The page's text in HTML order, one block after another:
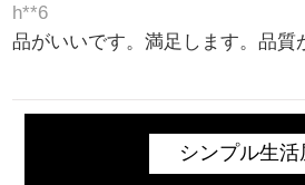
h**6
品がいいです。満足します。品質
シンプル生活